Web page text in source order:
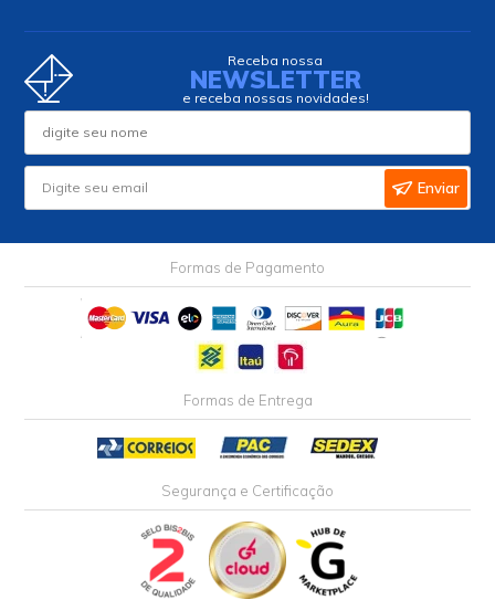
Receba nossa
NEWSLETTER
e receba nossas novidades!
Enviar
Formas de Pagamento
Formas de Entrega
Segurança e Certificação